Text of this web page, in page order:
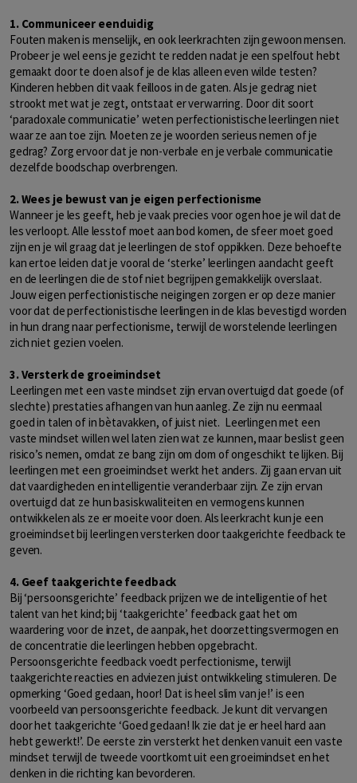
1. Communiceer eenduidig
Fouten maken is menselijk, en ook leerkrachten zijn gewoon mensen.
Probeer je wel eens je gezicht te redden nadat je een spelfout hebt
gemaakt door te doen alsof je de klas alleen even wilde testen?
Kinderen hebben dit vaak feilloos in de gaten. Als je gedrag niet
strookt met wat je zegt, ontstaat er verwarring. Door dit soort
‘paradoxale communicatie’ weten perfectionistische leerlingen niet
waar ze aan toe zijn. Moeten ze je woorden serieus nemen of je
gedrag? Zorg ervoor dat je non-verbale en je verbale communicatie
dezelfde boodschap overbrengen.
2. Wees je bewust van je eigen perfectionisme
Wanneer je les geeft, heb je vaak precies voor ogen hoe je wil dat de
les verloopt. Alle lesstof moet aan bod komen, de sfeer moet goed
zijn en je wil graag dat je leerlingen de stof oppikken. Deze behoefte
kan ertoe leiden dat je vooral de ‘sterke’ leerlingen aandacht geeft
en de leerlingen die de stof niet begrijpen gemakkelijk overslaat.
Jouw eigen perfectionistische neigingen zorgen er op deze manier
voor dat de perfectionistische leerlingen in de klas bevestigd worden
in hun drang naar perfectionisme, terwijl de worstelende leerlingen
zich niet gezien voelen.
3. Versterk de groeimindset
Leerlingen met een vaste mindset zijn ervan overtuigd dat goede (of
slechte) prestaties afhangen van hun aanleg. Ze zijn nu eenmaal
goed in talen of in bètavakken, of juist niet. Leerlingen met een
vaste mindset willen wel laten zien wat ze kunnen, maar beslist geen
risico’s nemen, omdat ze bang zijn om dom of ongeschikt te lijken. Bij
leerlingen met een groeimindset werkt het anders. Zij gaan ervan uit
dat vaardigheden en intelligentie veranderbaar zijn. Ze zijn ervan
overtuigd dat ze hun basiskwaliteiten en vermogens kunnen
ontwikkelen als ze er moeite voor doen. Als leerkracht kun je een
groeimindset bij leerlingen versterken door taakgerichte feedback te
geven.
4. Geef taakgerichte feedback
Bij ‘persoonsgerichte’ feedback prijzen we de intelligentie of het
talent van het kind; bij ‘taakgerichte’ feedback gaat het om
waardering voor de inzet, de aanpak, het doorzettingsvermogen en
de concentratie die leerlingen hebben opgebracht.
Persoonsgerichte feedback voedt perfectionisme, terwijl
taakgerichte reacties en adviezen juist ontwikkeling stimuleren. De
opmerking ‘Goed gedaan, hoor! Dat is heel slim van je!’ is een
voorbeeld van persoonsgerichte feedback. Je kunt dit vervangen
door het taakgerichte ‘Goed gedaan! Ik zie dat je er heel hard aan
hebt gewerkt!’. De eerste zin versterkt het denken vanuit een vaste
mindset terwijl de tweede voortkomt uit een groeimindset en het
denken in die richting kan bevorderen.